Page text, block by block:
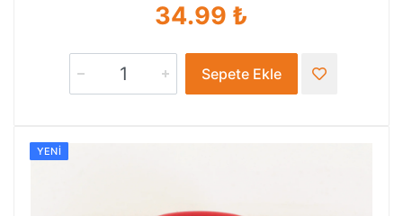
34.99 ₺
Sepete Ekle
YENI